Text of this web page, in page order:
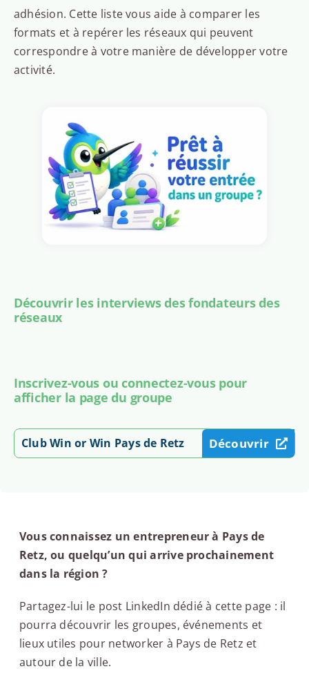
adhésion. Cette liste vous aide à comparer les
formats et à repérer les réseaux qui peuvent
correspondre à votre manière de développer votre
activité.
Découvrir les interviews des fondateurs des
réseaux
Inscrivez-vous ou connectez-vous pour
afficher la page du groupe
Club Win or Win Pays de Retz Découvrir
Vous connaissez un entrepreneur à Pays de
Retz, ou quelqu’un qui arrive prochainement
dans la région ?
Partagez-lui le post LinkedIn dédié à cette page : il
pourra découvrir les groupes, événements et
lieux utiles pour networker à Pays de Retz et
autour de la ville.